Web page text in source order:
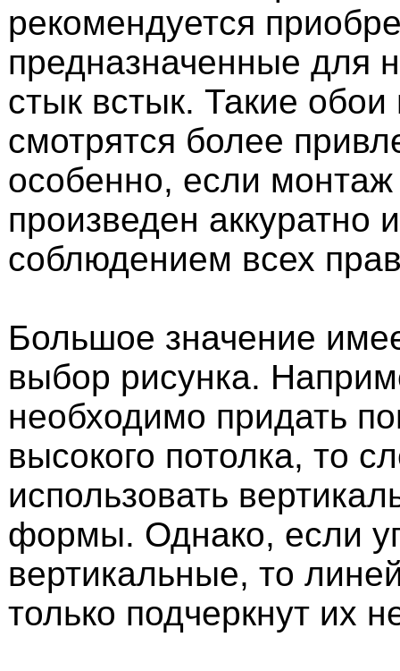
рекомендуется
предназначенные для
стык встык. Такие обои
смотрятся более
особенно, если
произведен аккуратно
соблюдением всех
Большое значение
выбор рисунка.
необходимо придать
высокого потолка, то
использовать
формы. Однако, если
вертикальные, то
только подчеркнут их